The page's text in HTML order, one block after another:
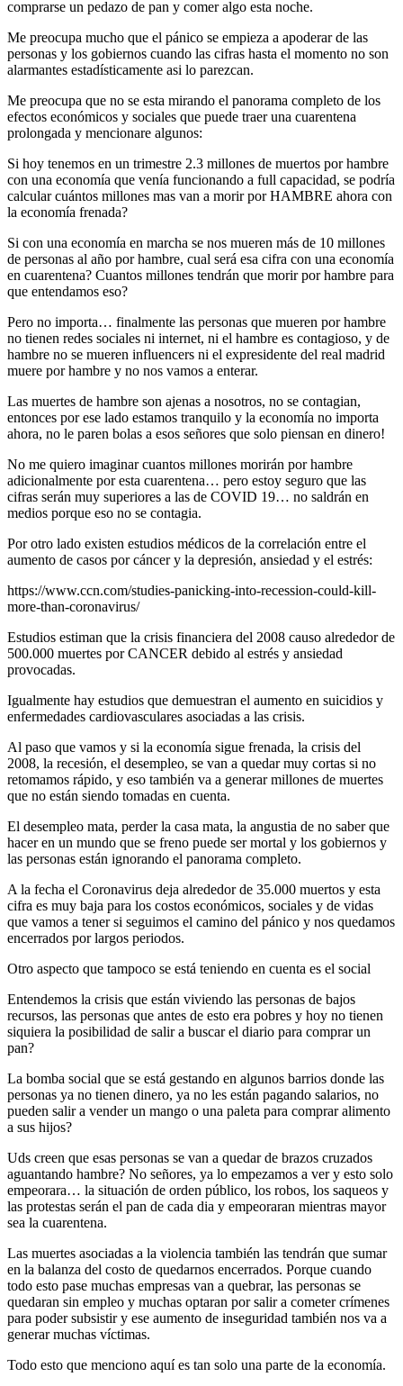
comprarse un pedazo de pan y comer algo esta noche.
Me preocupa mucho que el pánico se empieza a apoderar de las
personas y los gobiernos cuando las cifras hasta el momento no son
alarmantes estadísticamente asi lo parezcan.
Me preocupa que no se esta mirando el panorama completo de los
efectos económicos y sociales que puede traer una cuarentena
prolongada y mencionare algunos:
Si hoy tenemos en un trimestre 2.3 millones de muertos por hambre
con una economía que venía funcionando a full capacidad, se podría
calcular cuántos millones mas van a morir por HAMBRE ahora con
la economía frenada?
Si con una economía en marcha se nos mueren más de 10 millones
de personas al año por hambre, cual será esa cifra con una economía
en cuarentena? Cuantos millones tendrán que morir por hambre para
que entendamos eso?
Pero no importa… finalmente las personas que mueren por hambre
no tienen redes sociales ni internet, ni el hambre es contagioso, y de
hambre no se mueren influencers ni el expresidente del real madrid
muere por hambre y no nos vamos a enterar.
Las muertes de hambre son ajenas a nosotros, no se contagian,
entonces por ese lado estamos tranquilo y la economía no importa
ahora, no le paren bolas a esos señores que solo piensan en dinero!
No me quiero imaginar cuantos millones morirán por hambre
adicionalmente por esta cuarentena… pero estoy seguro que las
cifras serán muy superiores a las de COVID 19… no saldrán en
medios porque eso no se contagia.
Por otro lado existen estudios médicos de la correlación entre el
aumento de casos por cáncer y la depresión, ansiedad y el estrés:
https://www.ccn.com/studies-panicking-into-recession-could-kill-
more-than-coronavirus/
Estudios estiman que la crisis financiera del 2008 causo alrededor de
500.000 muertes por CANCER debido al estrés y ansiedad
provocadas.
Igualmente hay estudios que demuestran el aumento en suicidios y
enfermedades cardiovasculares asociadas a las crisis.
Al paso que vamos y si la economía sigue frenada, la crisis del
2008, la recesión, el desempleo, se van a quedar muy cortas si no
retomamos rápido, y eso también va a generar millones de muertes
que no están siendo tomadas en cuenta.
El desempleo mata, perder la casa mata, la angustia de no saber que
hacer en un mundo que se freno puede ser mortal y los gobiernos y
las personas están ignorando el panorama completo.
A la fecha el Coronavirus deja alrededor de 35.000 muertos y esta
cifra es muy baja para los costos económicos, sociales y de vidas
que vamos a tener si seguimos el camino del pánico y nos quedamos
encerrados por largos periodos.
Otro aspecto que tampoco se está teniendo en cuenta es el social
Entendemos la crisis que están viviendo las personas de bajos
recursos, las personas que antes de esto era pobres y hoy no tienen
siquiera la posibilidad de salir a buscar el diario para comprar un
pan?
La bomba social que se está gestando en algunos barrios donde las
personas ya no tienen dinero, ya no les están pagando salarios, no
pueden salir a vender un mango o una paleta para comprar alimento
a sus hijos?
Uds creen que esas personas se van a quedar de brazos cruzados
aguantando hambre? No señores, ya lo empezamos a ver y esto solo
empeorara… la situación de orden público, los robos, los saqueos y
las protestas serán el pan de cada dia y empeoraran mientras mayor
sea la cuarentena.
Las muertes asociadas a la violencia también las tendrán que sumar
en la balanza del costo de quedarnos encerrados. Porque cuando
todo esto pase muchas empresas van a quebrar, las personas se
quedaran sin empleo y muchas optaran por salir a cometer crímenes
para poder subsistir y ese aumento de inseguridad también nos va a
generar muchas víctimas.
Todo esto que menciono aquí es tan solo una parte de la economía.